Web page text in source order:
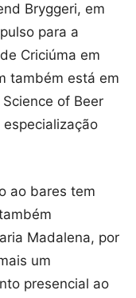
Bryggeri, em
para a
Criciúma em
também está em
of Beer
ao bares tem
Madalena, por
um
presencial ao